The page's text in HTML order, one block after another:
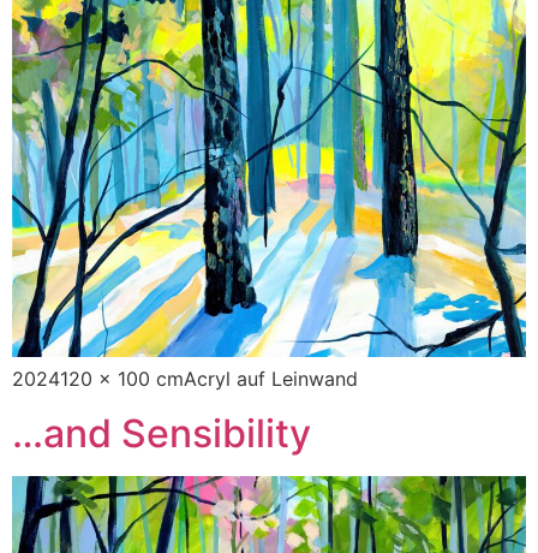
2024120 x 100 cmAcryl auf Leinwand
…and Sensibility